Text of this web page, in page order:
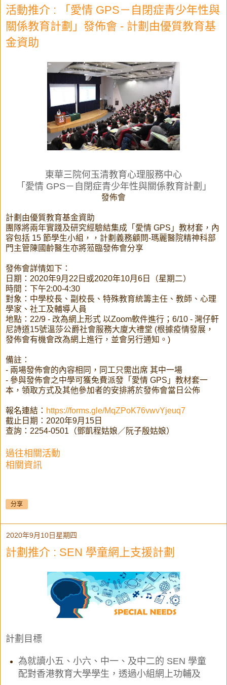
活動推介 : 「愛情 GPS－自閉症青少年性與
關係教育計劃」發佈會 - 計劃由優質教育基
金資助
東華三院何玉清教育心理服務中心
「愛情 GPS－自閉症青少年性與關係教育計劃」
發佈會
計劃由優質教育基金資助
團隊將兩年實踐及研究經驗結集成「愛情 GPS」教材套，內
容包括 15 節學生小組 ，， 計劃義務顧問-瑪麗醫院精神科部
門主管陳國齡醫生亦將蒞臨發佈會分享
發佈會詳情如下：
日期：2020年9月22日或2020年10月6日（星期二）
時間：下午2:00-4:30
對象：中學校長、副校長、特殊教育統籌主任、教師、心理
學家、社工及輔導人員
地點：22/9 - 改為網上形式 以Zoom軟件進行； 6/10 - 灣仔軒
尼詩道15號溫莎公爵社會服務大廈大禮堂 (根據疫情發展，
發佈會有機會改為網上進行，並會另行通知。)
備註：
- 兩場發佈會的內容相同，同工只需出席 其中一場
- 參與發佈會之中學可獲免費派發「愛情 GPS」教材套一
本，領取方式及其他參加者的安排將於發佈會當日公佈
報名連結： https://forms.gle/MqZPoK76vwvYjeuq7
截止日期：2020年9月15日
查詢：2254-0501（鄧凱程姑娘／阮子殷姑娘）
過往相關活動
相關資訊
分享
2020年9月10日星期四
計劃推介 : SEN 學童網上支援計劃
計劃目標
為就讀小五、小六、中一、及中二的 SEN 學童
配對香港教育大學學生，透過小組網上功輔及